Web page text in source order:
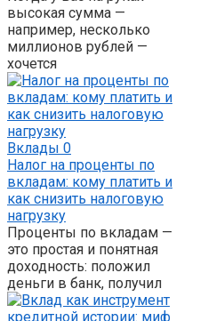
высокая сумма —
например, несколько
миллионов рублей —
хочется
Вклады 0
Налог на проценты по
вкладам: кому платить и
как снизить налоговую
нагрузку
Проценты по вкладам —
это простая и понятная
доходность: положил
деньги в банк, получил